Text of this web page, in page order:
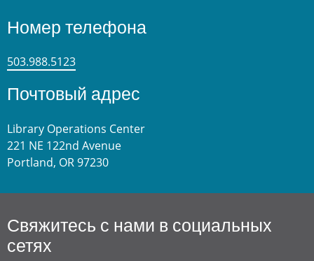
Номер телефона
503.988.5123
Почтовый адрес
Library Operations Center
221 NE 122nd Avenue
Portland, OR 97230
Свяжитесь с нами в социальных
сетях